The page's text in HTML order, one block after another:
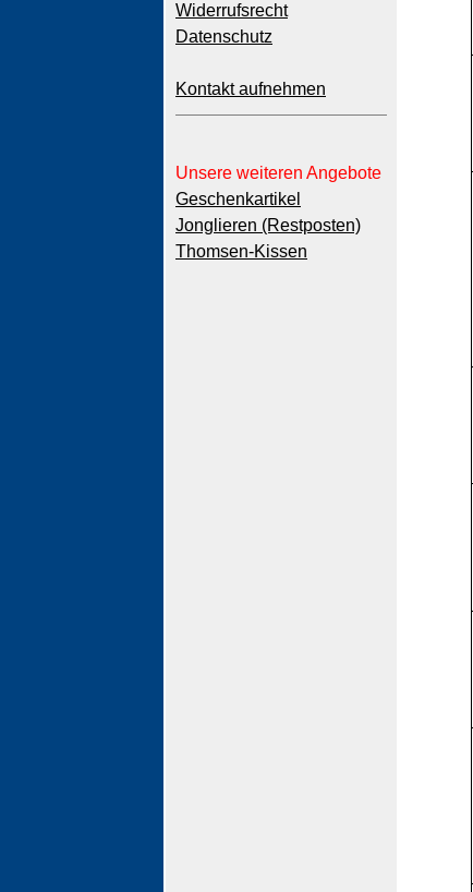
Widerrufsrecht
Datenschutz
Kontakt aufnehmen
Unsere weiteren Angebote
Geschenkartikel
Jonglieren (Restposten)
Thomsen-Kissen